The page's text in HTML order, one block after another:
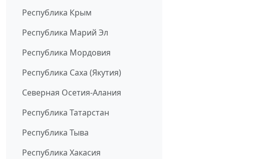
Республика Крым
Республика Марий Эл
Республика Мордовия
Республика Саха (Якутия)
Северная Осетия-Алания
Республика Татарстан
Республика Тыва
Республика Хакасия